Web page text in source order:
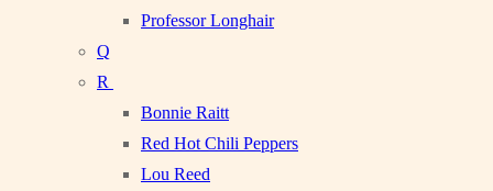
Professor Longhair
Q
R
Bonnie Raitt
Red Hot Chili Peppers
Lou Reed